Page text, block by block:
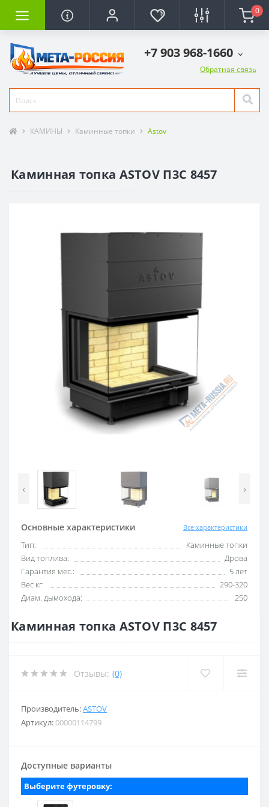
0
+7 903 968-1660
Обратная связь
КАМИНЫ Каминные топки Astov
Каминная топка ASTOV П3С 8457
‹ ›
Основные характеристики Все характеристики
Тип:
Каминные топки
Вид топлива:
Дрова
Гарантия мес.:
5 лет
Вес кг:
290-320
Диам. дымохода:
250
Каминная топка ASTOV П3С 8457
Отзывы: (0)
Производитель:ASTOV
Артикул:00000114799
Доступные варианты
Выберите футеровку: